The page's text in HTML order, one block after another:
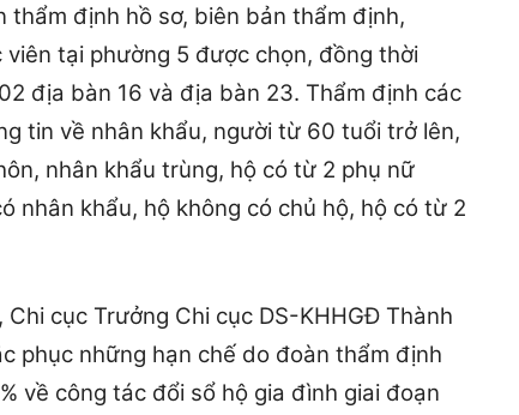
định hồ sơ, biên bản thẩm định,
tại phường 5 được chọn, đồng thời
địa bàn 16 và địa bàn 23. Thẩm định các
tin về nhân khẩu, người từ 60 tuổi trở lên,
nhân khẩu trùng, hộ có từ 2 phụ nữ
nhân khẩu, hộ không có chủ hộ, hộ có từ 2
cục Trưởng Chi cục DS-KHHGĐ Thành
phục những hạn chế do đoàn thẩm định
về công tác đổi sổ hộ gia đình giai đoạn